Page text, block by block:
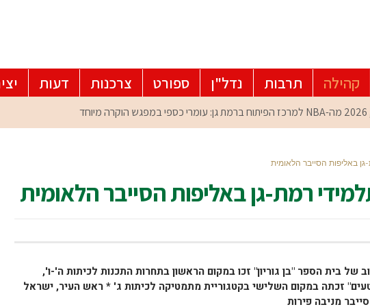
קהילה תרבות נדל"ן ספורט צרכנות דעות
מה-NBA למרכז הפיתוח ברמת גן: עומרי כספי במפגש הוקרה מיוחד
באליפות הסייבר הלאומית
רמת-גן באליפות הסייבר הלאומית
בית הספר "בן גוריון" זכו במקום הראשון בתחרות התכנות לכיתות ה'-ו',
זכתה במקום השלישי בקטגוריית מתמטיקה לכיתות ג' * ראש העיר, ישראל
מניבה פירות